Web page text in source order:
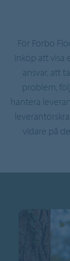
För Forbo
inköp att
ansvar, att
problem,
hantera
vidare på